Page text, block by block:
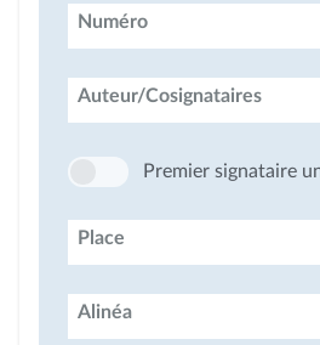
Numéro
Auteur/Cosignataires
Premier signataire
Place
Alinéa